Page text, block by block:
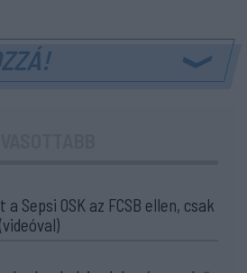
Sepsi OSK az FCSB ellen, csak